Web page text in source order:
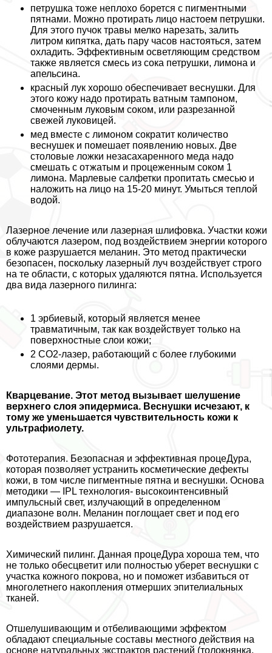
петрушка тоже неплохо борется с пигментными
пятнами. Можно протирать лицо настоем петрушки.
Для этого пучок травы мелко нарезать, залить
литром кипятка, дать пару часов настояться, затем
охладить. Эффективным осветляющим средством
также является смесь из сока петрушки, лимона и
апельсина.
красный лук хорошо обеспечивает веснушки. Для
этого кожу надо протирать ватным тампоном,
смоченным луковым соком, или разрезанной
свежей луковицей.
мед вместе с лимоном сократит количество
веснушек и помешает появлению новых. Две
столовые ложки незасахаренного меда надо
смешать с отжатым и процеженным соком 1
лимона. Марлевые салфетки пропитать смесью и
наложить на лицо на 15-20 минут. Умыться теплой
водой.
Лазерное лечение или лазерная шлифовка. Участки кожи
облучаются лазером, под воздействием энергии которого
в коже разрушается меланин. Это метод пpaктически
безопасен, поскольку лазерный луч воздействует строго
на те области, с которых удаляются пятна. Используется
два вида лазерного пилинга:
1 эрбиевый, который является менее
травматичным, так как воздействует только на
поверхностные слои кожи;
2 CO2-лазер, работающий с более глубокими
слоями дермы.
Кварцевание. Этот метод вызывает шелушение
верхнего слоя эпидермиса. Веснушки исчезают, к
тому же уменьшается чувствительность кожи к
ультрафиолету.
Фототерапия. Безопасная и эффективная процеДypa,
которая позволяет устранить косметические дефекты
кожи, в том числе пигментные пятна и веснушки. Основа
методики — IPL технология- высокоинтенсивный
импульсный свет, излучающий в определенном
диапазоне волн. Меланин поглощает свет и под его
воздействием разрушается.
Химический пилинг. Данная процеДypa хороша тем, что
не только обесцветит или полностью уберет веснушки с
участка кожного покрова, но и поможет избавиться от
многолетнего накопления отмерших эпителиальных
тканей.
Отшелушивающим и отбеливающими эффектом
обладают специальные составы местного действия на
основе натуральных экстpaктов растений (толокнянка,